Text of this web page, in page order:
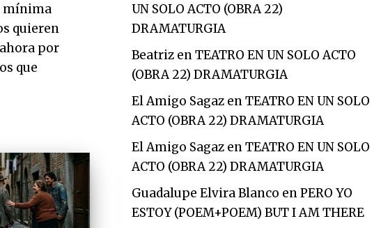
mínima
quieren
por
que
UN SOLO ACTO (OBRA 22)
DRAMATURGIA
BeatrizenTEATRO EN UN SOLO ACTO
(OBRA 22) DRAMATURGIA
El Amigo SagazenTEATRO EN UN SOLO
ACTO (OBRA 22) DRAMATURGIA
El Amigo SagazenTEATRO EN UN SOLO
ACTO (OBRA 22) DRAMATURGIA
Guadalupe Elvira Blanco enPERO YO
ESTOY (POEM+POEM) BUT I AM THERE